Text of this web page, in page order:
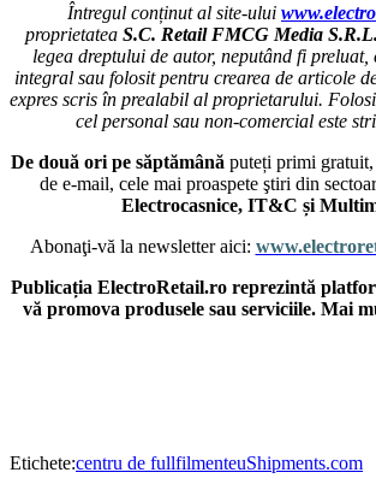
Întregul conținut al site-ului
proprietatea S.C. Retail FMCG Media S.R.L.
legea dreptului de autor, neputând fi
integral sau folosit pentru crearea de articole
expres scris în prealabil al proprietarului.
cel personal sau non-comercial este
De două ori pe săptămână puteți primi gratuit,
de e-mail, cele mai proaspete ştiri din
Electrocasnice, IT&C și
Abonaţi-vă la newsletter aici:
Publicația ElectroRetail.ro reprezintă
vă promova produsele sau serviciile. Mai
Etichete:centru de fullfilmenteuShipments.com